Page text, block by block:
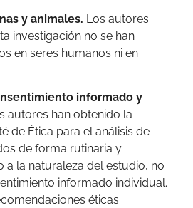
y animales. Los autores
investigación no se han
en seres humanos ni en
informado y
autores han obtenido la
de Ética para el análisis de
de forma rutinaria y
a la naturaleza del estudio, no
informado individual.
éticas